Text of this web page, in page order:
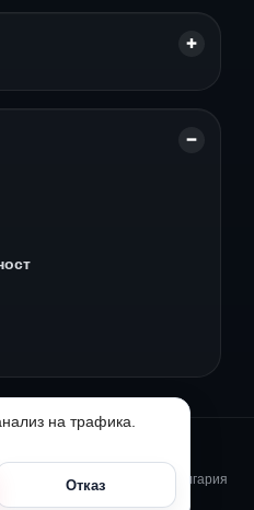
System
и монтаж в София и България
на трафика.
Отказ